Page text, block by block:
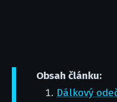
Obsah článku:
Dálkový